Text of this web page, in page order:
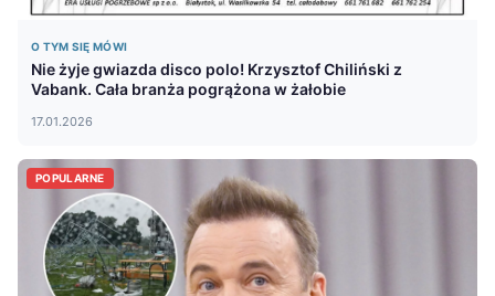
O TYM SIĘ MÓWI
Nie żyje gwiazda disco polo! Krzysztof Chiliński z
Vabank. Cała branża pogrążona w żałobie
17.01.2026
POPULARNE